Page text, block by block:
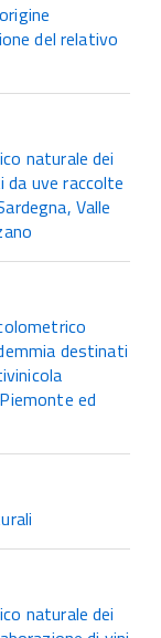
del relativo
naturale dei
uve raccolte
Valle
destinati
ed
naturale dei